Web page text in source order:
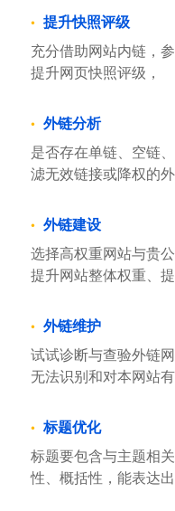
提升快照评级
充分借助网站内链，
提升网页快照评级，
外链分析
是否存在单链、空链
滤无效链接或降权的
外链建设
选择高权重网站与贵
提升网站整体权重、
外链维护
试试诊断与查验外链
无法识别和对本网站
标题优化
标题要包含与主题相
性、概括性，能表达出